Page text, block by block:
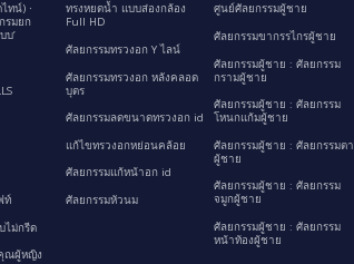
ทน์) ∙
รมยก
บ’
ท์
ไม่กรีด
ณผู้หญิง
ทรงหยดน้ำ แบบส่องกล้อง
Full HD
ศัลยกรรมทรวงอก Y ไลน์
ศัลยกรรมทรวงอก หลังคลอด
บุตร
ศัลยกรรมลดขนาดทรวงอก id
แก้ไขทรวงอกหย่อนคล้อย
ศัลยกรรมแก้หน้าอก id
ศัลยกรรมหัวนม
ศูนย์ศัลยกรรมผู้ชาย
ศัลยกรรมขากรรไกรผู้ชาย
ศัลยกรรมผู้ชาย : ศัลยกรรม
กรามผู้ชาย
ศัลยกรรมผู้ชาย : ศัลยกรรม
โหนกแก้มผู้ชาย
ศัลยกรรมผู้ชาย : ศัลยกรรมตา
ผู้ชาย
ศัลยกรรมผู้ชาย : ศัลยกรรม
จมูกผู้ชาย
ศัลยกรรมผู้ชาย : ศัลยกรรม
หน้าท้องผู้ชาย